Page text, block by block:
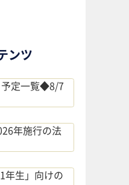
ンツ
予定一覧◆8/7
年施行の法
年生」向けの